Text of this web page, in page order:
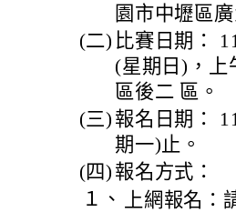
園市中壢區
(二) 比賽日期：
(星期日)，上
區後二 區。
(三) 報名日期：
期一)止。
(四) 報名方式：
１、
上網報名：